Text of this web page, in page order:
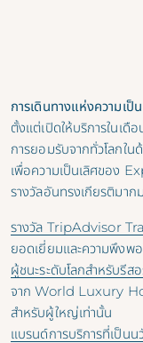
การเดินทางแห่งความเป็
ตั้งแต่เปิดให้บริการในเ
การยอมรับจากทั่วโลกใน
เพื่อความเป็นเลิศของ
รางวัลอันทรงเกียรติมาก
รางวัล TripAdvisor
ยอดเยี่ยมและความพึงพ
ผู้ชนะระดับโลกสำหรับรี
จาก World Luxury
สำหรับผู้ใหญ่เท่านั้น
แบรนด์การบริการที่เป็น